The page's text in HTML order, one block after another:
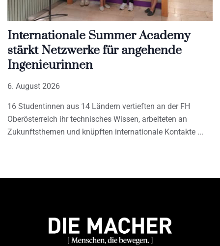
Internationale Summer Academy
stärkt Netzwerke für angehende
Ingenieurinnen
6. August 2026
16 Studentinnen aus 14 Ländern vertieften an der FH
Oberösterreich ihr technisches Wissen, arbeiteten an
Zukunftsthemen und knüpften internationale Kontakte